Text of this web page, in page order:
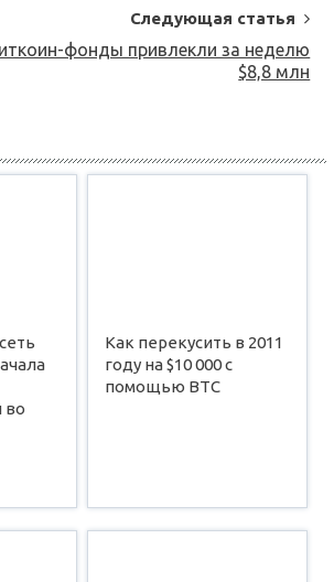
Следующая статья
фонды привлекли за неделю
$8,8 млн
во
Как перекусить в 2011
году на $10 000 с
помощью BTC